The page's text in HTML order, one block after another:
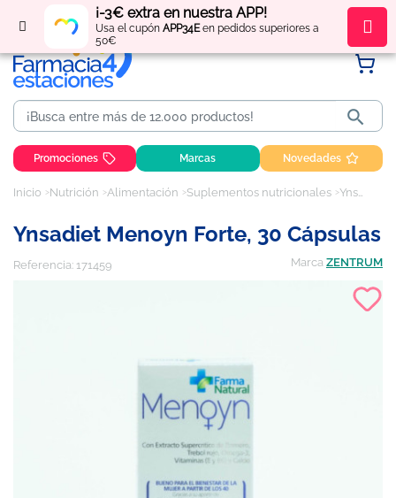
¡-3€ extra en nuestra APP!
Usa el cupón APP34Een pedidos superiores a
50€
Regístratey obténpuntos por tus compras

Promociones Marcas Novedades
Inicio Nutrición Alimentación Suplementos nutricionales Ynsadiet Menoyn Forte, 30 cápsulas
Ynsadiet Menoyn Forte, 30 Cápsulas
Referencia: 171459 Marca ZENTRUM